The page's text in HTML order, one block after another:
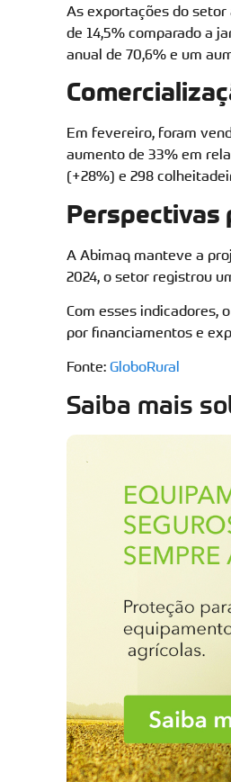
As exportações do setor
de 14,5% comparado a
anual de 70,6% e um
Em fevereiro, foram
aumento de 33% em
(+28%) e 298
Perspectivas
A Abimaq manteve a
2024, o setor registrou
Com esses indicadores,
por financiamentos e
Fonte: GloboRural
Saiba mais